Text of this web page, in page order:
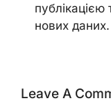
нових даних.
Leave A